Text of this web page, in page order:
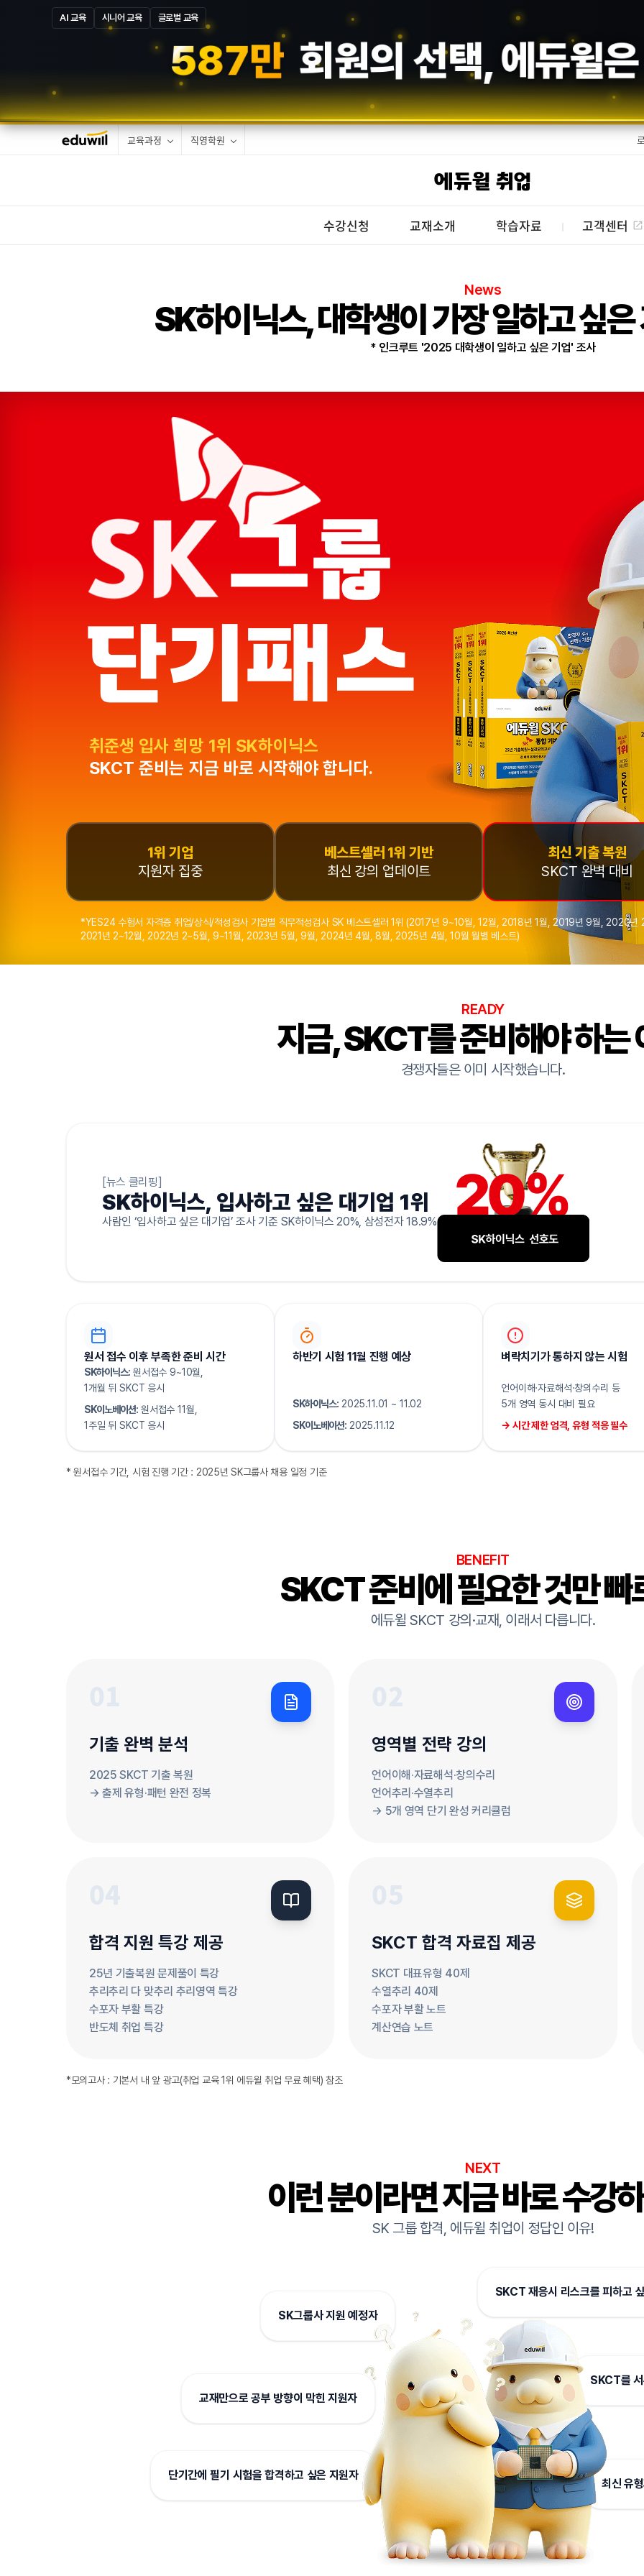
AI 교육 시니어 교육 글로벌 교육
10만 합격수기의 증명, 에듀윌
교육과정 직영학원
에듀윌 취업
수강신청 교재소개 학습자료 고객센터
News
SK하이닉스,대학생이 가장 일하고 싶
* 인크루트 '2025 대학생이 일하고 싶은 기업' 조사
취준생 입사 희망 1위 SK하이닉스
SKCT 준비는 지금 바로 시작해야 합니다.
1위 기업
지원자 집중
베스트셀러 1위 기반
최신 강의 업데이트
최신 기출 복원
SKCT 완벽 대비
*YES24 수험서 자격증 취업/상식/적성검사 기업별 직무적성검사 SK 베스트셀러 1위 (2017년 9~10월, 12월, 2018년 1월, 2019년 9월, 2020년
2021년 2~12월, 2022년 2~5월, 9~11월, 2023년 5월, 9월, 2024년 4월, 8월, 2025년 4월, 10월 월별 베스트)
READY
지금, SKCT를 준비해야 하는
경쟁자들은 이미 시작했습니다.
[뉴스 클리핑]
SK하이닉스, 입사하고 싶은 대기업 1위
사람인 ‘입사하고 싶은 대기업’ 조사 기준 SK하이닉스 20%, 삼성전자 18.9%
원서 접수 이후 부족한 준비 시간
SK하이닉스: 원서접수 9~10월,
1개월 뒤 SKCT 응시
SK이노베이션: 원서접수 11월,
1주일 뒤 SKCT 응시
하반기 시험 11월 진행 예상
SK하이닉스: 2025.11.01 ~ 11.02
SK이노베이션: 2025.11.12
벼락치기가 통하지 않는 시험
언어이해·자료해석·창의수리 등
5개 영역 동시 대비 필요
→ 시간 제한 엄격, 유형 적응 필수
* 원서접수 기간, 시험 진행 기간 : 2025년 SK그룹사 채용 일정 기준
BENEFIT
SKCT 준비에 필요한 것만 빠
에듀윌 SKCT 강의·교재, 이래서 다릅니다.
기출 완벽 분석
2025 SKCT 기출 복원
→ 출제 유형·패턴 완전 정복
영역별 전략 강의
언어이해·자료해석·창의수리
언어추리·수열추리
→ 5개 영역 단기 완성 커리큘럼
합격 지원 특강 제공
25년 기출복원 문제풀이 특강
추리추리 다 맞추리 추리영역 특강
수포자 부활 특강
반도체 취업 특강
SKCT 합격 자료집 제공
SKCT 대표유형 40제
수열추리 40제
수포자 부활 노트
계산연습 노트
*모의고사 : 기본서 내 앞 광고(취업 교육 1위 에듀윌 취업 무료 혜택) 참조
NEXT
이런 분이라면 지금 바로 수강
SK 그룹 합격, 에듀윌 취업이 정답인 이유!
SK그룹사 지원 예정자
SKCT 재응시 리스크를 피하고
교재만으로 공부 방향이 막힌 지원자
SKCT를 서
단기간에 필기 시험을 합격하고 싶은 지원자
최신 유